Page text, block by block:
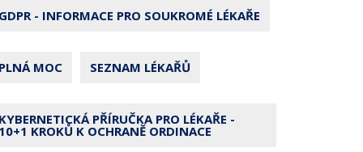
- INFORMACE PRO SOUKROMÉ LÉKAŘE
MOC SEZNAM LÉKAŘŮ
PŘÍRUČKA PRO LÉKAŘE -
KROKŮ K OCHRANĚ ORDINACE